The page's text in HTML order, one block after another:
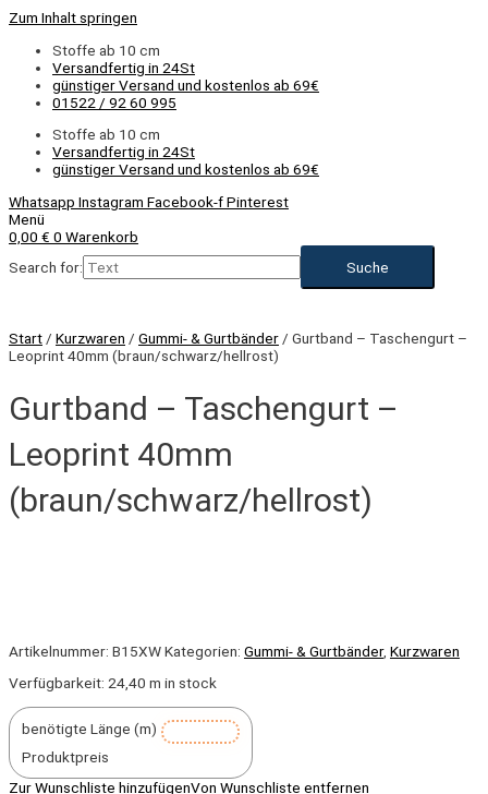
Zum Inhalt springen
Stoffe ab 10 cm
Versandfertig in 24St
günstiger Versand und kostenlos ab 69€
01522 / 92 60 995
Stoffe ab 10 cm
Versandfertig in 24St
günstiger Versand und kostenlos ab 69€
Whatsapp Instagram Facebook-fPinterest
Menü
0,00 € 0 Warenkorb
Search for:
Start / Kurzwaren / Gummi- & Gurtbänder / Gurtband – Taschengurt –
Leoprint 40mm (braun/schwarz/hellrost)
Gurtband – Taschengurt –
Leoprint 40mm
(braun/schwarz/hellrost)
Artikelnummer: B15XWKategorien: Gummi- & Gurtbänder, Kurzwaren
Verfügbarkeit: 24,40 m in stock
benötigte Länge (m)
Produktpreis
Zur Wunschliste hinzufügenVon Wunschliste entfernen